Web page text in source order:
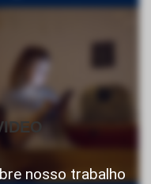
nosso trabalho